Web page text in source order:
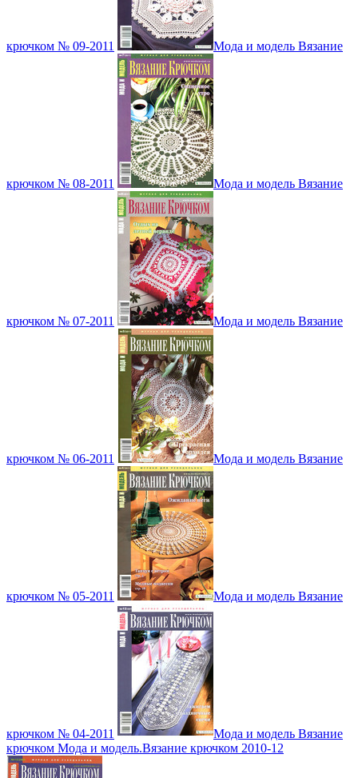
крючком № 09-2011 Мода и модель Вязание
крючком № 08-2011 Мода и модель Вязание
крючком № 07-2011 Мода и модель Вязание
крючком № 06-2011 Мода и модель Вязание
крючком № 05-2011 Мода и модель Вязание
крючком № 04-2011
Мода и модель Вязание
крючком Мода и модель.Вязание крючком 2010-12